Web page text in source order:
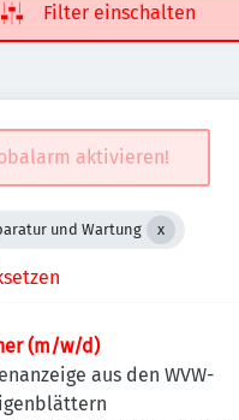
Filter einschalten
aktivieren!
und Wartung
(m/w/d)
aus den WVW-